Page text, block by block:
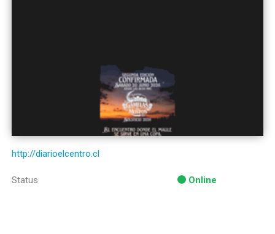
http://diarioelcentro.cl
Status Online